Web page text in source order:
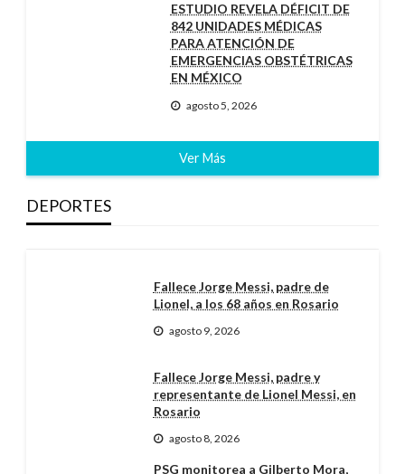
ESTUDIO REVELA DÉFICIT DE
842 UNIDADES MÉDICAS
PARA ATENCIÓN DE
EMERGENCIAS OBSTÉTRICAS
EN MÉXICO
agosto 5, 2026
Ver Más
DEPORTES
Fallece Jorge Messi, padre de
Lionel, a los 68 años en Rosario
agosto 9, 2026
Fallece Jorge Messi, padre y
representante de Lionel Messi, en
Rosario
agosto 8, 2026
PSG monitorea a Gilberto Mora,